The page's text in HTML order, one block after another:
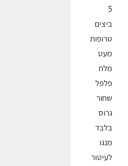
5
ביצים
טרופות
מעט
מלח
פלפל
שחור
גרוס
בלבד
מנגו
לעיטור